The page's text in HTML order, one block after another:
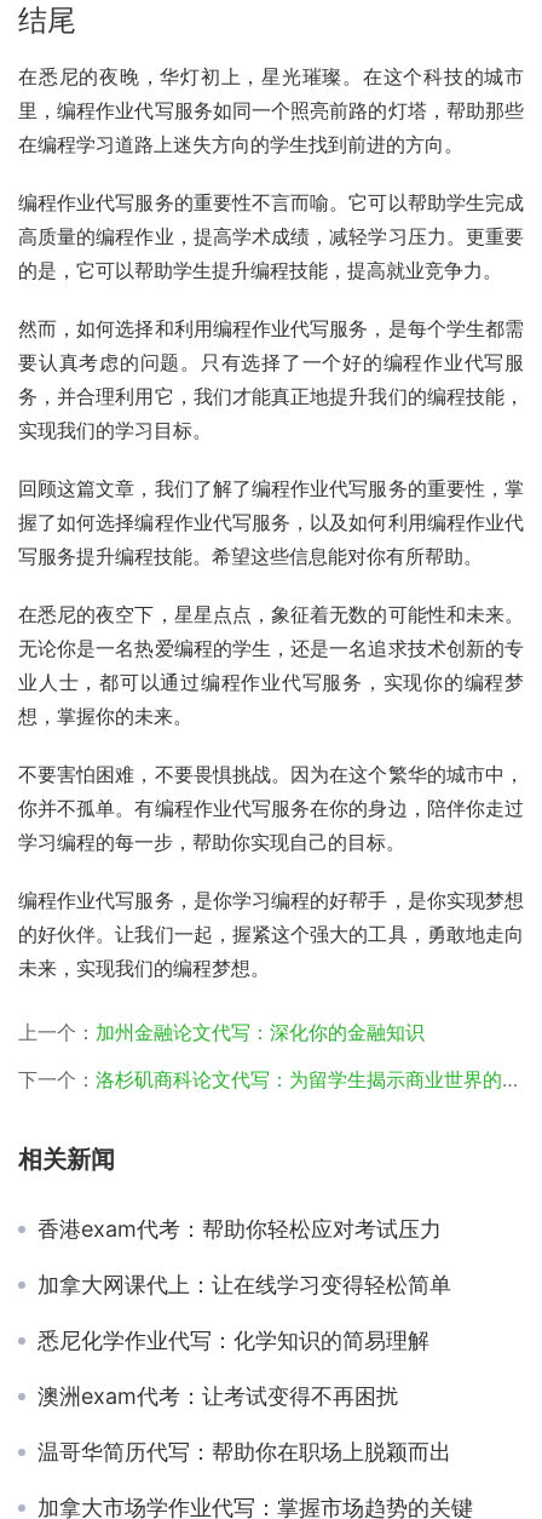
结尾
在悉尼的夜晚，华灯初上，星光璀璨。在这个科技的城市
里，编程作业代写服务如同一个照亮前路的灯塔，帮助那些
在编程学习道路上迷失方向的学生找到前进的方向。
编程作业代写服务的重要性不言而喻。它可以帮助学生完成
高质量的编程作业，提高学术成绩，减轻学习压力。更重要
的是，它可以帮助学生提升编程技能，提高就业竞争力。
然而，如何选择和利用编程作业代写服务，是每个学生都需
要认真考虑的问题。只有选择了一个好的编程作业代写服
务，并合理利用它，我们才能真正地提升我们的编程技能，
实现我们的学习目标。
回顾这篇文章，我们了解了编程作业代写服务的重要性，掌
握了如何选择编程作业代写服务，以及如何利用编程作业代
写服务提升编程技能。希望这些信息能对你有所帮助。
在悉尼的夜空下，星星点点，象征着无数的可能性和未来。
无论你是一名热爱编程的学生，还是一名追求技术创新的专
业人士，都可以通过编程作业代写服务，实现你的编程梦
想，掌握你的未来。
不要害怕困难，不要畏惧挑战。因为在这个繁华的城市中，
你并不孤单。有编程作业代写服务在你的身边，陪伴你走过
学习编程的每一步，帮助你实现自己的目标。
编程作业代写服务，是你学习编程的好帮手，是你实现梦想
的好伙伴。让我们一起，握紧这个强大的工具，勇敢地走向
未来，实现我们的编程梦想。
上一个： 加州金融论文代写：深化你的金融知识
下一个： 洛杉矶商科论文代写：为留学生揭示商业世界的秘密
相关新闻
香港exam代考：帮助你轻松应对考试压力
加拿大网课代上：让在线学习变得轻松简单
悉尼化学作业代写：化学知识的简易理解
澳洲exam代考：让考试变得不再困扰
温哥华简历代写：帮助你在职场上脱颖而出
加拿大市场学作业代写：掌握市场趋势的关键